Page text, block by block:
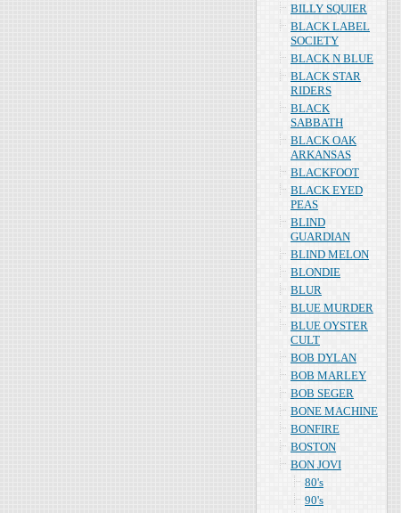
BILLY SQUIER
BLACK LABEL
SOCIETY
BLACK N BLUE
BLACK STAR
RIDERS
BLACK
SABBATH
BLACK OAK
ARKANSAS
BLACKFOOT
BLACK EYED
PEAS
BLIND
GUARDIAN
BLIND MELON
BLONDIE
BLUR
BLUE MURDER
BLUE OYSTER
CULT
BOB DYLAN
BOB MARLEY
BOB SEGER
BONE MACHINE
BONFIRE
BOSTON
BON JOVI
80's
90's